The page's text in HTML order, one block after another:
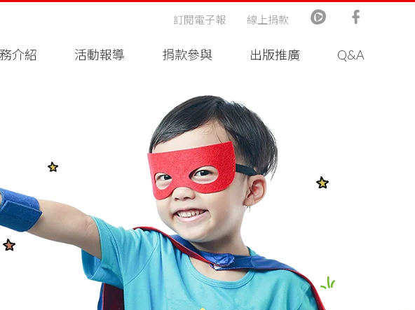
介紹 活動報導 捐款參與 出版推廣 Q&A
訂閱電子報 線上捐款